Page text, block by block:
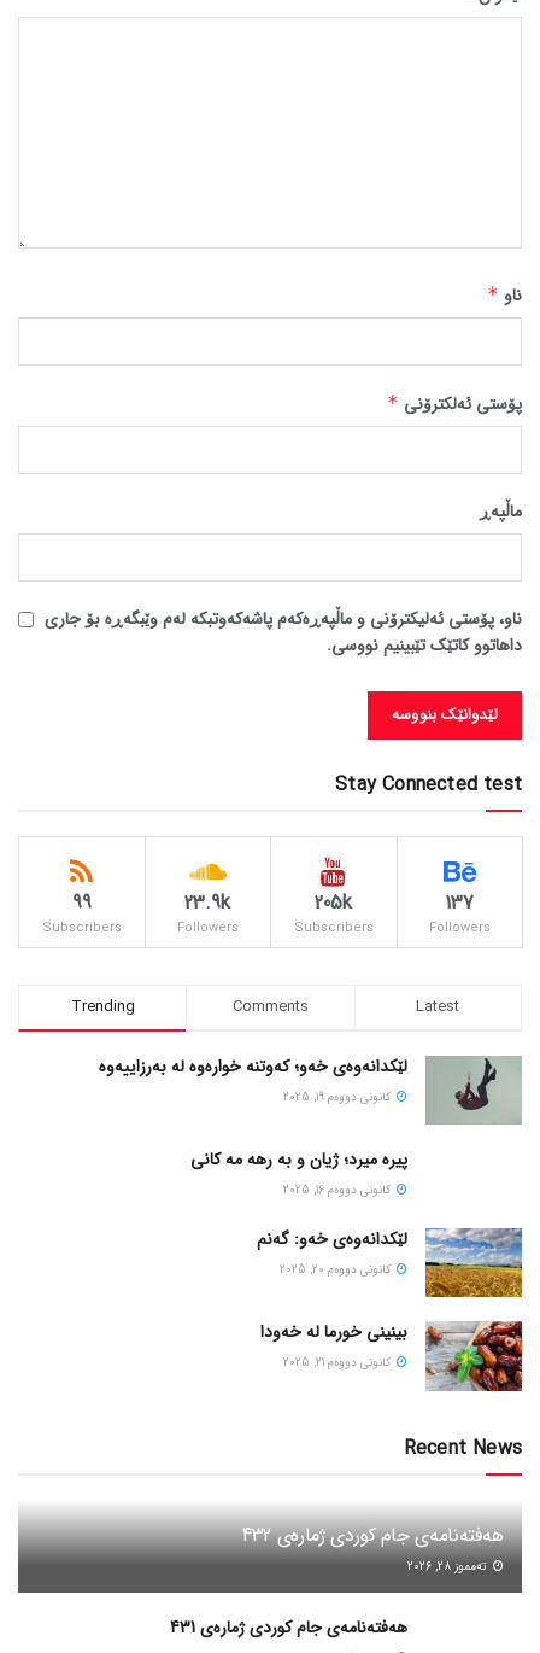
ناو *
پۆستی ئەلکترۆنی *
ماڵپه‌ڕ
ناو، پۆستی ئەلیکترۆنی و ماڵپەڕەکەم پاشەکەوتبکە لەم وێبگەڕە بۆ جاری
داهاتوو کاتێک تێبینیم نووسی.
Stay Connected test
137
Followers
205k
Subscribers
23.9k
Followers
99
Subscribers
Trending Comments Latest
لێکدانەوەی خەو؛ کەوتنە خوارەوە لە بەرزاییەوە
كانونی دووه‌م 19, 2025
پیره میرد؛ ژیان و به رهه مه کانی
كانونی دووه‌م 16, 2025
لێکدانەوەی خەو: گەنم
كانونی دووه‌م 20, 2025
بینینی خورما لە خەودا
كانونی دووه‌م 21, 2025
Recent News
هەفتەنامەی جام کوردی ژمارەی 432
ته‌مموز 28, 2026
هەفتەنامەی جام کوردی ژمارەی 431